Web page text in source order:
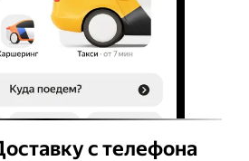
с телефона